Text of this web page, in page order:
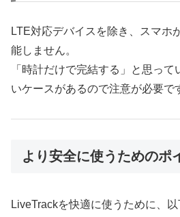
LTE対応デバイスを除き、スマホ
能しません。
「時計だけで完結する」と思っ
いケースがあるので注意が必要で
より安全に使うためのポ
LiveTrackを快適に使うために、